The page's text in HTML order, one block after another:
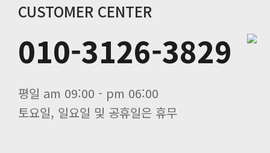
CUSTOMER CENTER
010-3126-3829
평일 am 09:00 - pm 06:00
토요일, 일요일 및 공휴일은 휴무